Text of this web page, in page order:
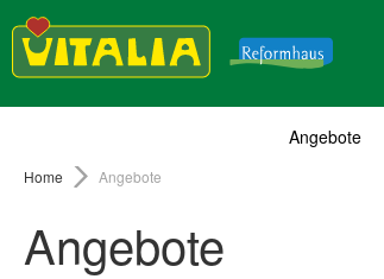
Angebote
Home Angebote
Angebote